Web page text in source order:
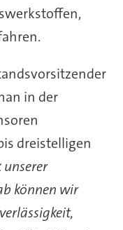
in der
dreistelligen
unserer
können wir